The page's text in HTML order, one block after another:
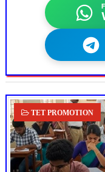
TET PROMOTION